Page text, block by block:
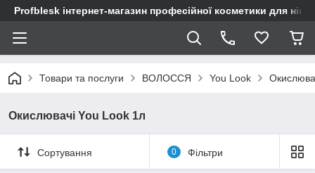
Profblesk інтернет-магазин професійної косметики для
Товари та послуги ВОЛОССЯ You Look
Окислювачі You Look 1л
Сортування 0 Фільтри